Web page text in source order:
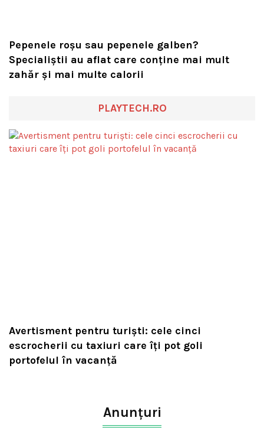
Pepenele roșu sau pepenele galben?
Specialiștii au aflat care conține mai mult
zahăr și mai multe calorii
PLAYTECH.RO
Avertisment pentru turiști: cele cinci
escrocherii cu taxiuri care îți pot goli
portofelul în vacanță
Anunțuri